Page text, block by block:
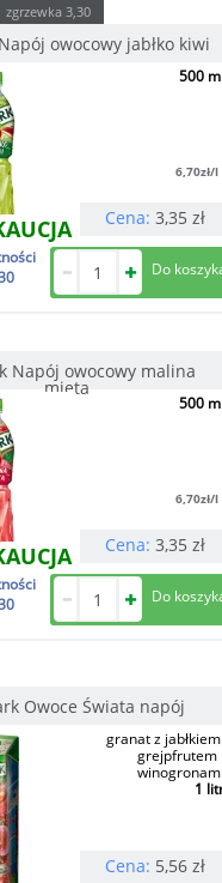
zgrzewka3,30
owocowy jabłko kiwi
500
6,70zł/l
Cena:3,35 zł
Napój owocowy malina
mięta
500
6,70zł/l
Cena:3,35 zł
Owoce Świata napój
granat z
grejpfrutem i
winogronami
1
Cena: 5,56 zł